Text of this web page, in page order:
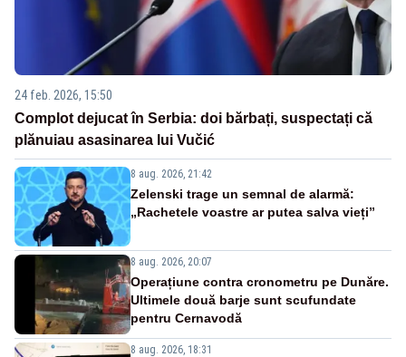
24 feb. 2026, 15:50
Complot dejucat în Serbia: doi bărbați, suspectați că
plănuiau asasinarea lui Vučić
8 aug. 2026, 21:42
Zelenski trage un semnal de alarmă:
„Rachetele voastre ar putea salva vieți”
8 aug. 2026, 20:07
Operațiune contra cronometru pe Dunăre.
Ultimele două barje sunt scufundate
pentru Cernavodă
8 aug. 2026, 18:31